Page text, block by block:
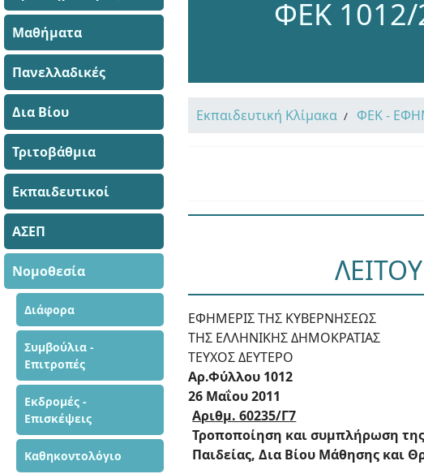
Μαθήματα
Πανελλαδικές
Δια Βίου
Τριτοβάθμια
Εκπαιδευτικοί
ΑΣΕΠ
Νομοθεσία
Διάφορα
Συμβούλια -
Επιτροπές
Εκδρομές -
Επισκέψεις
Καθηκοντολόγιο
ΦΕΚ
Εκπαιδευτική Κλίμακα ΦΕΚ -
ΕΦΗΜΕΡΙΣ ΤΗΣ ΚΥΒΕΡΝΗΣΕΩΣ
ΤΗΣ ΕΛΛΗΝΙΚΗΣ ΔΗΜΟΚΡΑΤΙΑΣ
ΤΕΥΧΟΣ ΔΕΥΤΕΡΟ
Αρ.Φύλλου 1012
26 Μαΐου 2011
Αριθμ. 60235/Γ7
Τροποποίηση και συμπλήρωση
Παιδείας, Δια Βίου Μάθησης και